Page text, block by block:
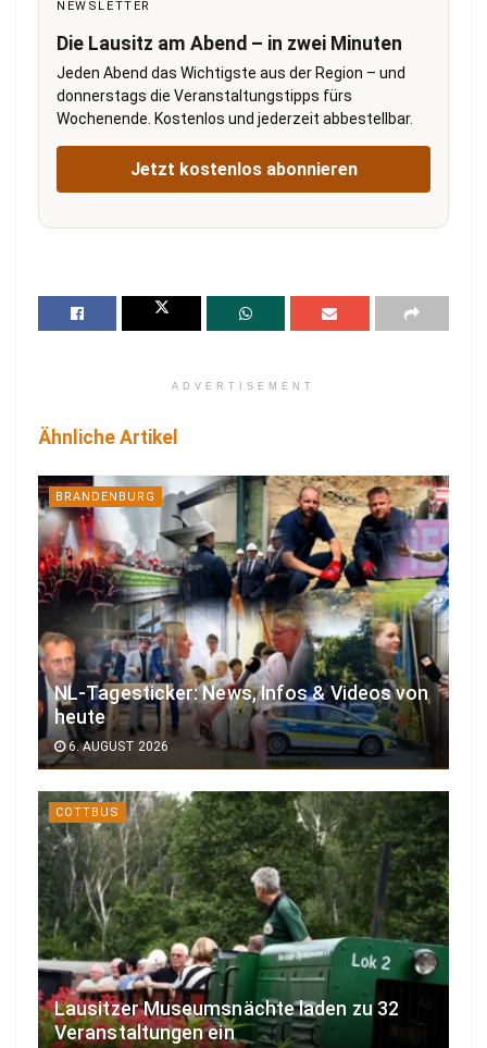
NEWSLETTER
Die Lausitz am Abend – in zwei Minuten
Jeden Abend das Wichtigste aus der Region – und
donnerstags die Veranstaltungstipps fürs
Wochenende. Kostenlos und jederzeit abbestellbar.
Jetzt kostenlos abonnieren
ADVERTISEMENT
Ähnliche Artikel
BRANDENBURG
NL-Tagesticker: News, Infos & Videos von
heute
6. AUGUST 2026
COTTBUS
Lausitzer Museumsnächte laden zu 32
Veranstaltungen ein